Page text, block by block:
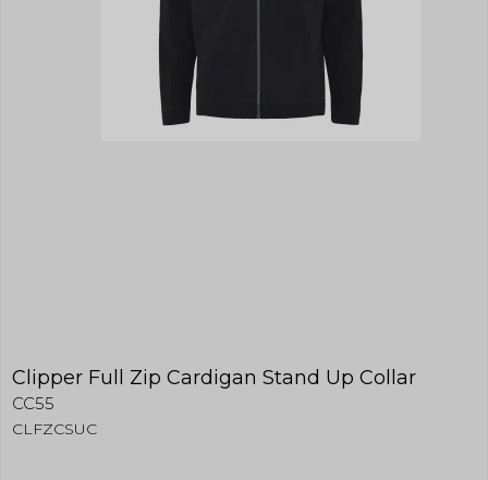
Clipper Full Zip Cardigan Stand Up Collar
CC55
CLFZCSUC